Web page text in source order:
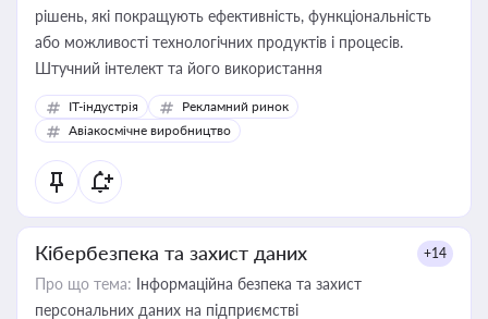
рішень, які покращують ефективність, функціональність
або можливості технологічних продуктів і процесів.
Штучний інтелект та його використання
IT-індустрія
Рекламний ринок
Авіакосмічне виробництво
Кібербезпека та захист даних +14
Про що тема: Інформаційна безпека та захист
персональних даних на підприємстві